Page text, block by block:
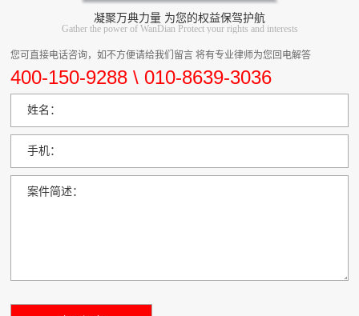
凝聚万典力量 为您的权益保驾护航
Gather the power of WanDian Protect your rights and interests
您可直接电话咨询，如不方便请给我们留言 将有专业律师为您回电解答
400-150-9288 \ 010-8639-3036
姓名：
手机：
案件简述：